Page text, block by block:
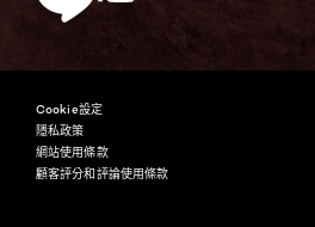
Cookie設定
隱私政策
網站使用條款
顧客評分和評論使用條款